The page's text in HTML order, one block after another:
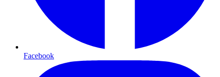
Facebook